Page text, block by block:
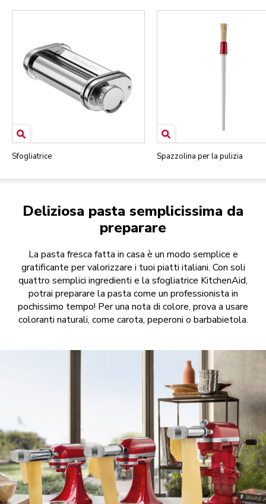
Sfogliatrice Spazzolina per la pulizia
Deliziosa pasta semplicissima da
preparare
La pasta fresca fatta in casa è un modo semplice e
gratificante per valorizzare i tuoi piatti italiani. Con soli
quattro semplici ingredienti e la sfogliatrice KitchenAid,
potrai preparare la pasta come un professionista in
pochissimo tempo! Per una nota di colore, prova a usare
coloranti naturali, come carota, peperoni o barbabietola.